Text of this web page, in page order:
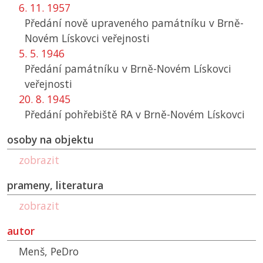
6. 11. 1957
Předání nově upraveného památníku v Brně-
Novém Lískovci veřejnosti
5. 5. 1946
Předání památníku v Brně-Novém Lískovci
veřejnosti
20. 8. 1945
Předání pohřebiště RA v Brně-Novém Lískovci
osoby na objektu
zobrazit
prameny, literatura
zobrazit
autor
Menš, PeDro